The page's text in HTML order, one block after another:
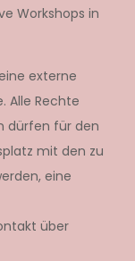
Workshops in
externe
Alle Rechte
dürfen für den
mit den zu
eine
über